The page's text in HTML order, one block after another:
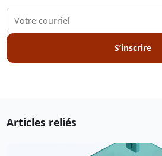
S’inscrire
Articles reliés